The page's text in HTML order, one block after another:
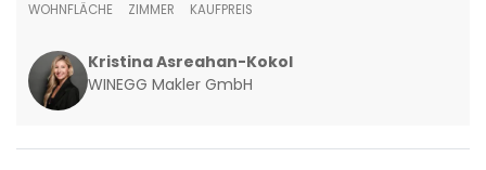
WOHNFLÄCHE ZIMMER KAUFPREIS
Kristina Asreahan-Kokol
WINEGG Makler GmbH